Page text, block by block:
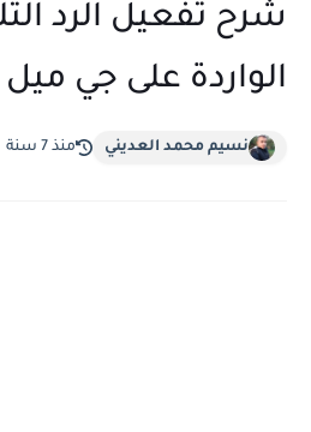
شرح تفعيل الرد
الواردة على جي ميل Gmail
نسيم محمد العديني منذ 7 سنة